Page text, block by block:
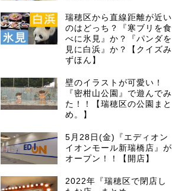
瑞穂区から直線距離が近い
のはどっち？『寒ブリを食
べに氷見』か？『パンダを
見に白浜』か？【クイズみ
ずほん】
壁のイラストが可愛い！
『密柑山公園』で遊んでみ
た！！【瑞穂区の公園まと
め。】
5月28日(金)『エディオン
イオンモール新瑞橋店』が
オープン！！【開店】
2022年『瑞穂区で閉店し